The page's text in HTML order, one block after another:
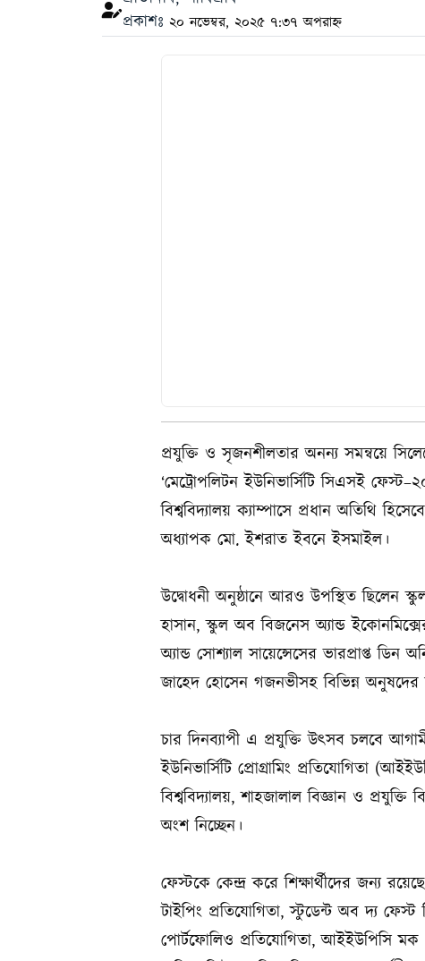
প্রকাশঃ ২০ নভেম্বর, ২০২৫ ৭:৩৭ অপরাহ্ন
প্রযুক্তি ও সৃজনশীলতার অনন্য সমন্বয়ে
‘মেট্রোপলিটন ইউনিভার্সিটি সিএসই
বিশ্ববিদ্যালয় ক্যাম্পাসে প্রধান অতিথি
অধ্যাপক মো. ইশরাত ইবনে ইসমাইল।
উদ্বোধনী অনুষ্ঠানে আরও উপস্থিত ছিলেন
হাসান, স্কুল অব বিজনেস অ্যান্ড
অ্যান্ড সোশ্যাল সায়েন্সেসের ভারপ্রাপ্ত ডিন
জাহেদ হোসেন গজনভীসহ বিভিন্ন অনুষদের
চার দিনব্যাপী এ প্রযুক্তি উৎসব চলবে
ইউনিভার্সিটি প্রোগ্রামিং প্রতিযোগিতা
বিশ্ববিদ্যালয়, শাহজালাল বিজ্ঞান ও প্রযুক্তি
অংশ নিচ্ছেন।
ফেস্টকে কেন্দ্র করে শিক্ষার্থীদের জন্য
টাইপিং প্রতিযোগিতা, স্টুডেন্ট অব দ্য
পোর্টফোলিও প্রতিযোগিতা, আইইউপিসি মক